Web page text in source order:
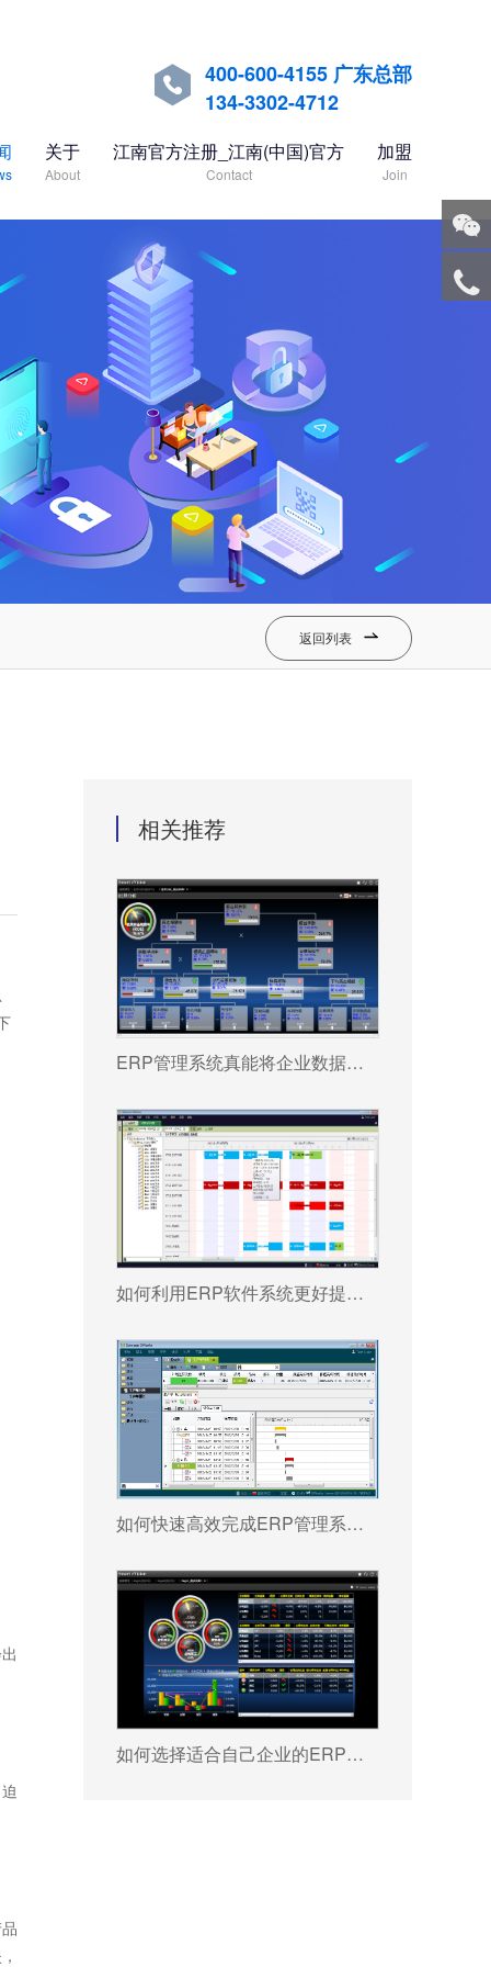

400-600-4155 广东总部
134-3302-4712
关于
About
江南官方注册_江南(中国)官方
Contact
加盟
Join
返回列表 
相关推荐
ERP管理系统真能将企业数据转化为可执行决策吗?
如何利用ERP软件系统更好提升企业运营效率?
如何快速高效完成ERP管理系统配置?
如何选择适合自己企业的ERP软件?
微信